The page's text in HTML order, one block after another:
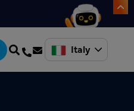
Italy